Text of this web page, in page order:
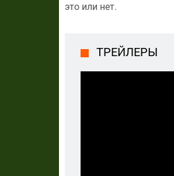
это или нет.
ТРЕЙЛЕРЫ